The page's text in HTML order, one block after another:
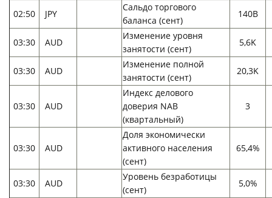
02:50 JPY
Сальдо торгового
баланса (сент)
140B
03:30 AUD
Изменение уровня
занятости (сент)
5,6K
03:30 AUD
Изменение полной
занятости (сент)
20,3K
03:30 AUD
Индекс делового
доверия NAB
(квартальный)
3
03:30 AUD
Доля экономически
активного населения
(сент)
65,4%
03:30 AUD
Уровень безработицы
(сент)
5,0%